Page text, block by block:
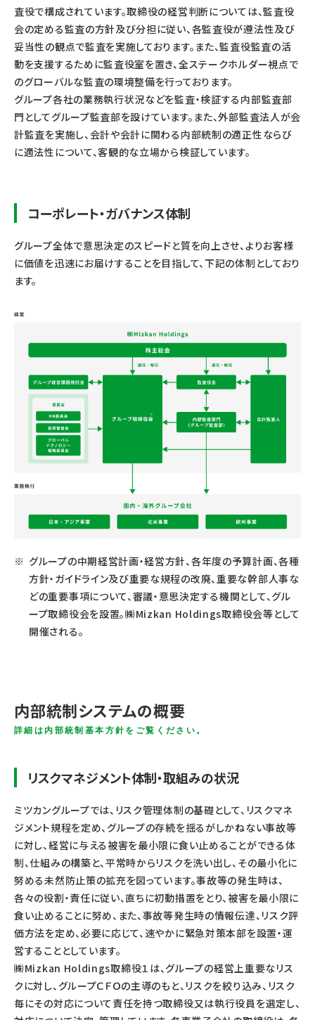
査役で構成されています。取締役の経営判断については、監査役
会の定める監査の方針及び分担に従い、各監査役が遵法性及び
妥当性の観点で監査を実施しております。また、監査役監査の活
動を支援するために監査役室を置き、全ステークホルダー視点で
のグローバルな監査の環境整備を行っております。
グループ各社の業務執行状況などを監査・検証する内部監査部
門としてグループ監査部を設けています。また、外部監査法人が会
計監査を実施し、会計や会計に関わる内部統制の適正性ならび
に適法性について、客観的な立場から検証しています。
コーポレート・ガバナンス体制
グループ全体で意思決定のスピードと質を向上させ、よりお客様
に価値を迅速にお届けすることを目指して、下記の体制としており
ます。
グループの中期経営計画・経営方針、各年度の予算計画、各種
方針・ガイドライン及び重要な規程の改廃、重要な幹部人事な
どの重要事項について、審議・意思決定する機関として、グル
ープ取締役会を設置。㈱Mizkan Holdings取締役会等として
開催される。
内部統制システムの概要
詳細は内部統制基本方針をご覧ください。
リスクマネジメント体制・取組みの状況
ミツカングループでは、リスク管理体制の基礎として、リスクマネ
ジメント規程を定め、グループの存続を揺るがしかねない事故等
に対し、経営に与える被害を最小限に食い止めることができる体
制、仕組みの構築と、平常時からリスクを洗い出し、その最小化に
努める未然防止策の拡充を図っています。事故等の発生時は、
各々の役割・責任に従い、直ちに初動措置をとり、被害を最小限に
食い止めることに努め、また、事故等発生時の情報伝達、リスク評
価方法を定め、必要に応じて、速やかに緊急対策本部を設置・運
営することとしています。
㈱Mizkan Holdings取締役１は、グループの経営上重要なリス
クに対し、グループＣＦＯの主導のもと、リスクを絞り込み、リスク
毎にその対応について責任を持つ取締役又は執行役員を選定し、